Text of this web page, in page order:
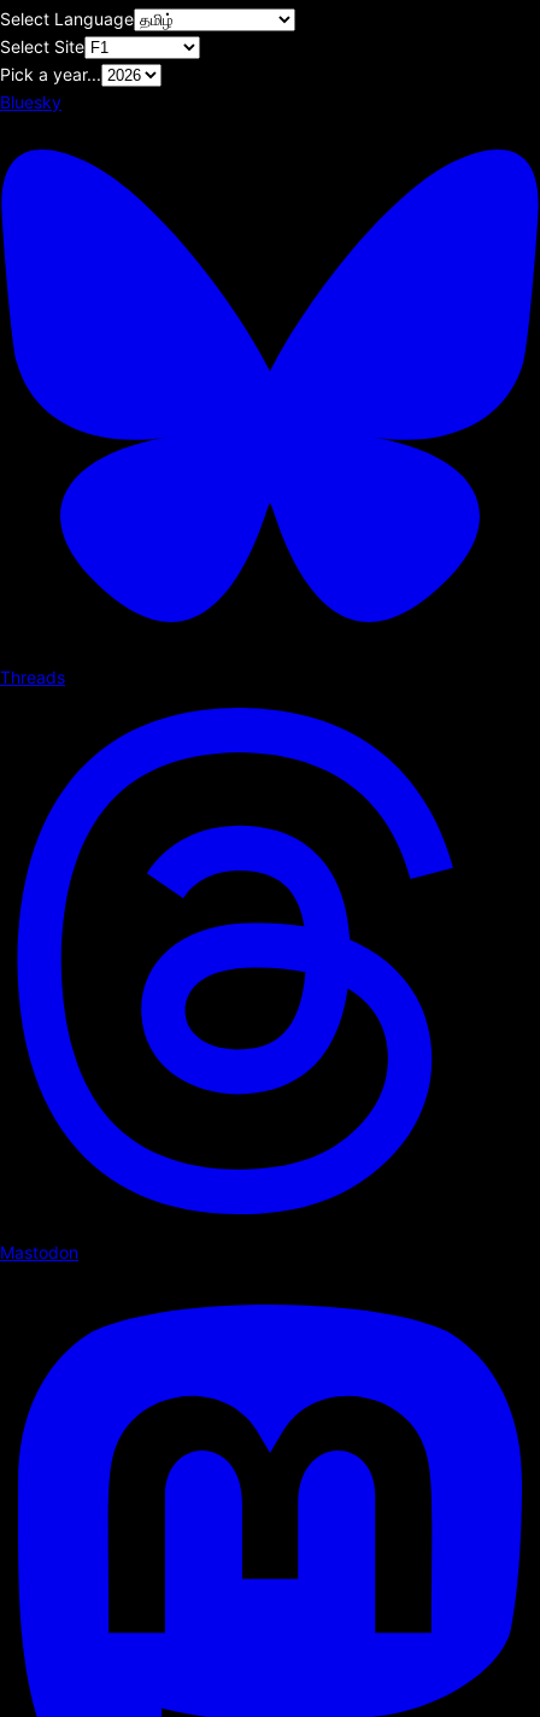
Select Language
Select Site
Pick a year...
Bluesky
Threads
Mastodon